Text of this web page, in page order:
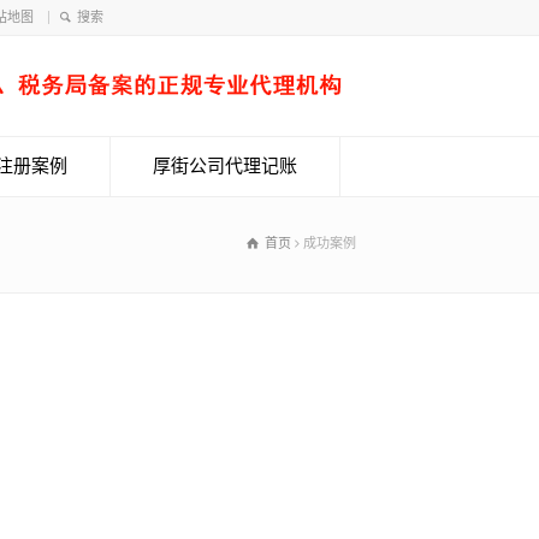
地图
册案例 厚街公司代理记账
首页 成功案例